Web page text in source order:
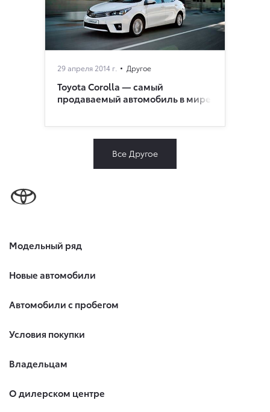
29 апреля 2014 г. Другое
Toyota Corolla — самый
продаваемый автомобиль в мире
Все Другое
Модельный ряд
Новые автомобили
Автомобили с пробегом
Условия покупки
Владельцам
О дилерском центре